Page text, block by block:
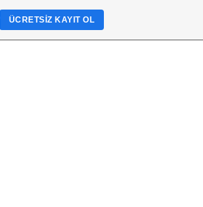
ÜCRETSIZ KAYIT OL